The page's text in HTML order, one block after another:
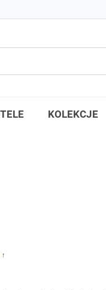
KOLEKCJE